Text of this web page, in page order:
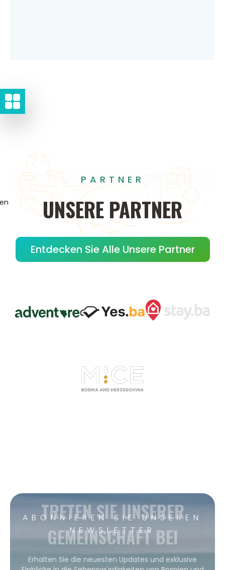
PARTNER
UNSERE PARTNER
Entdecken Sie Alle Unsere Partner
ABONNIEREN SIE UNSEREN
NEWSLETTER
TRETEN SIE UNSERER
GEMEINSCHAFT BEI
Erhalten Sie die neuesten Updates und exklusive